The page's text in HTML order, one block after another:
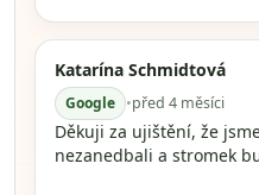
Katarína Schmidtová
Google •před 4 měsíci
Děkuji za ujištění, že
nezanedbali a stromek